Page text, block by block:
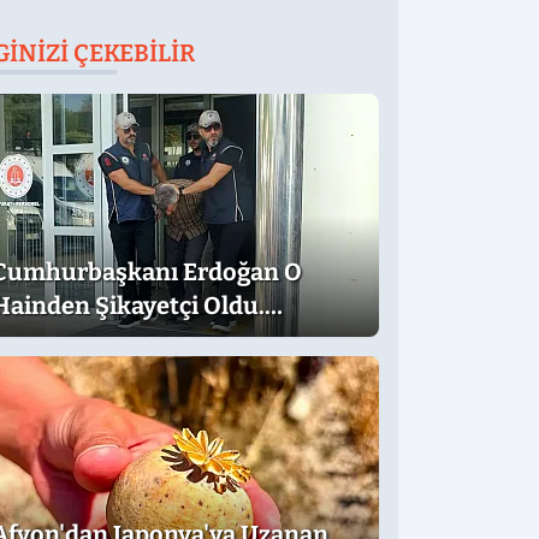
ÇEKEBILIR
Erdoğan O
Şikayetçi Oldu.
Dikkat Çeken İfadeler